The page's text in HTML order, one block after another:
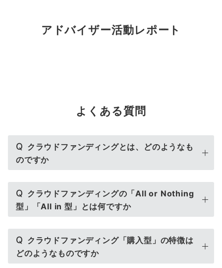
アドバイザー活動レポート
よくある質問
Q クラウドファンディングとは、どのようなも
のですか
Q クラウドファンディングの「All or Nothing
型」「All in 型」とは何ですか
Q クラウドファンディング「購入型」の特徴は
どのようなものですか